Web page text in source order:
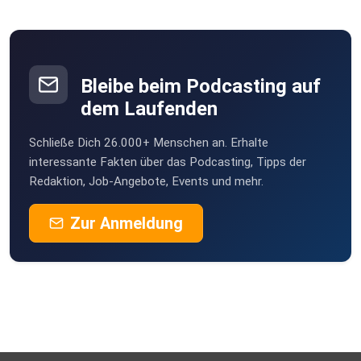
https://www.linkedin.com/in/andreadomenig/
https://www.instagram.com/mobbingistkeinkavaliersdelikt/
Bleibe beim Podcasting auf
dem Laufenden
Schließe Dich 26.000+ Menschen an. Erhalte
interessante Fakten über das Podcasting, Tipps der
Redaktion, Job-Angebote, Events und mehr.
Zur Anmeldung